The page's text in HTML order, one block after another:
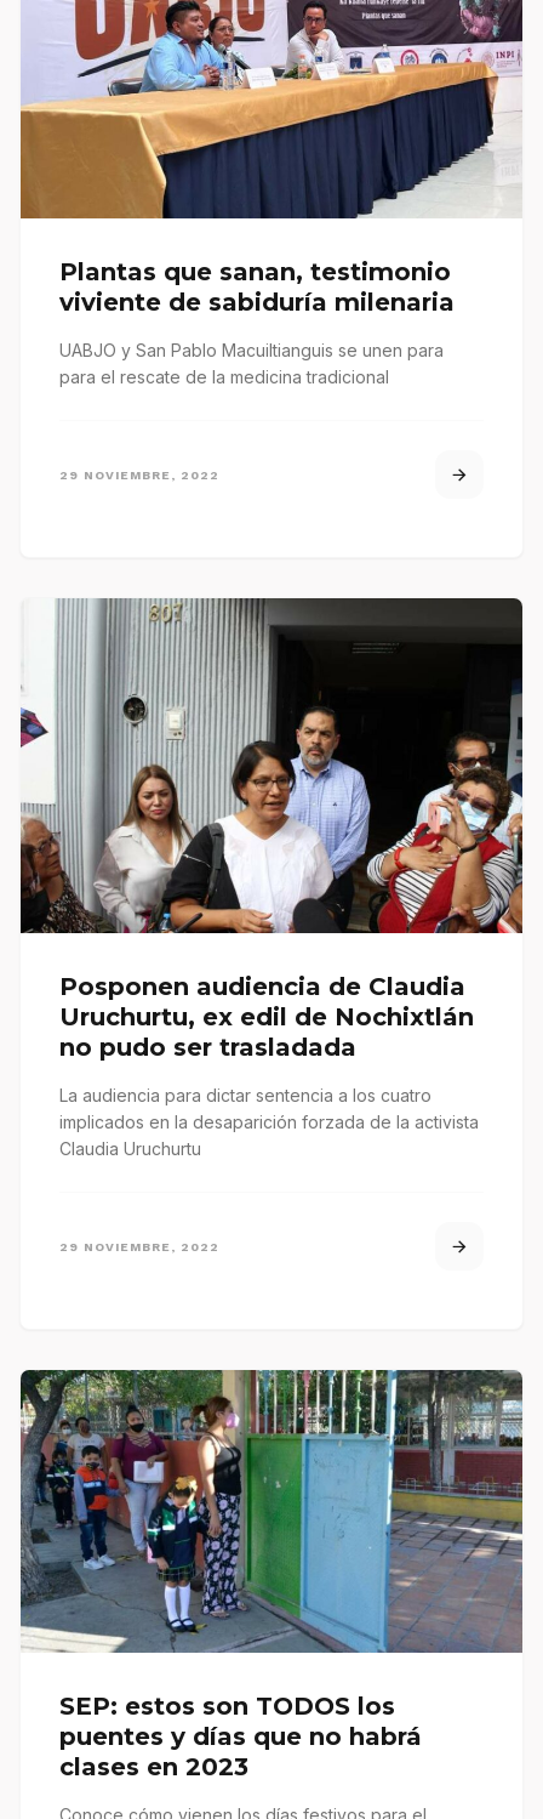
Plantas que sanan, testimonio
viviente de sabiduría milenaria
UABJO y San Pablo Macuiltianguis se unen para
para el rescate de la medicina tradicional
29 NOVIEMBRE, 2022
Posponen audiencia de Claudia
Uruchurtu, ex edil de Nochixtlán
no pudo ser trasladada
La audiencia para dictar sentencia a los cuatro
implicados en la desaparición forzada de la activista
Claudia Uruchurtu
29 NOVIEMBRE, 2022
SEP: estos son TODOS los
puentes y días que no habrá
clases en 2023